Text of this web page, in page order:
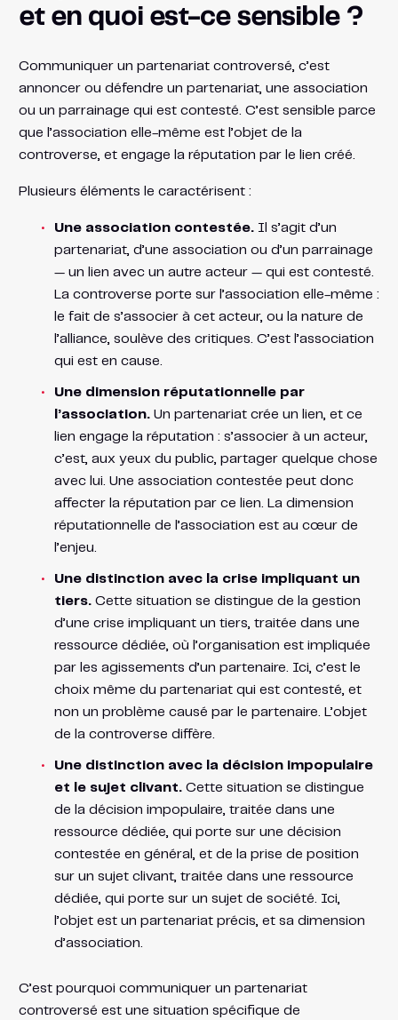
et en quoi est-ce sensible ?
Communiquer un partenariat controversé, c’est
annoncer ou défendre un partenariat, une association
ou un parrainage qui est contesté. C’est sensible parce
que l’association elle-même est l’objet de la
controverse, et engage la réputation par le lien créé.
Plusieurs éléments le caractérisent :
Une association contestée.Il s’agit d’un
partenariat, d’une association ou d’un parrainage
— un lien avec un autre acteur — qui est contesté.
La controverse porte sur l’association elle-même :
le fait de s’associer à cet acteur, ou la nature de
l’alliance, soulève des critiques. C’est l’association
qui est en cause.
Une dimension réputationnelle par
l’association.Un partenariat crée un lien, et ce
lien engage la réputation : s’associer à un acteur,
c’est, aux yeux du public, partager quelque chose
avec lui. Une association contestée peut donc
affecter la réputation par ce lien. La dimension
réputationnelle de l’association est au cœur de
l’enjeu.
Une distinction avec la crise impliquant un
tiers.Cette situation se distingue de la gestion
d’une crise impliquant un tiers, traitée dans une
ressource dédiée, où l’organisation est impliquée
par les agissements d’un partenaire. Ici, c’est le
choix même du partenariat qui est contesté, et
non un problème causé par le partenaire. L’objet
de la controverse diffère.
Une distinction avec la décision impopulaire
et le sujet clivant.Cette situation se distingue
de la décision impopulaire, traitée dans une
ressource dédiée, qui porte sur une décision
contestée en général, et de la prise de position
sur un sujet clivant, traitée dans une ressource
dédiée, qui porte sur un sujet de société. Ici,
l’objet est un partenariat précis, et sa dimension
d’association.
C’est pourquoi communiquer un partenariat
controversé est une situation spécifique de